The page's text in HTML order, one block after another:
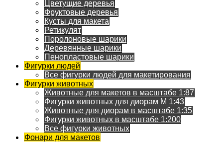
Цветущие деревья
Фруктовые деревья
Кусты для макета
Ретикулят
Поролоновые шарики
Деревянные шарики
Пенопластовые шарики
Фигурки людей
Все фигурки людей для макетирования
Фигурки животных
Животные для макетов в масштабе 1:87
Фигурки животных для диорам М 1:43
Животные для диорам в масштабе 1:35
Фигурки животных в масштабе 1:200
Все фигурки животных
Фонари для макетов